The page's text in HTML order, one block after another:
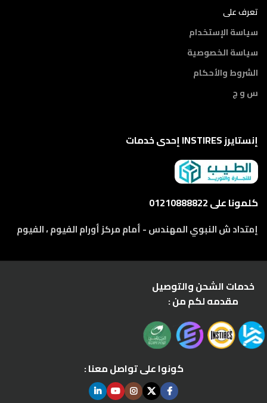
تعرف على
سياسة الإستخدام
سياسة الخصوصية
الشروط والأحكام
س و ج
إنستايرز INSTIRES إحدى خدمات
كلمونا على 01210888822
إمتداد ش النبوي المهندس - أمام مركز أورام الفيوم ، الفيوم
خدمات الشحن والتوصيل
مقدمه لكم من :
كونوا على تواصل معنا :